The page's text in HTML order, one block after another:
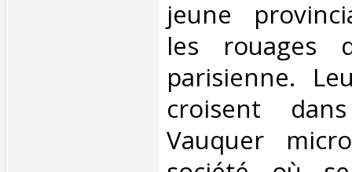
jeune
les rouages
parisienne.
croisent
Vauquer